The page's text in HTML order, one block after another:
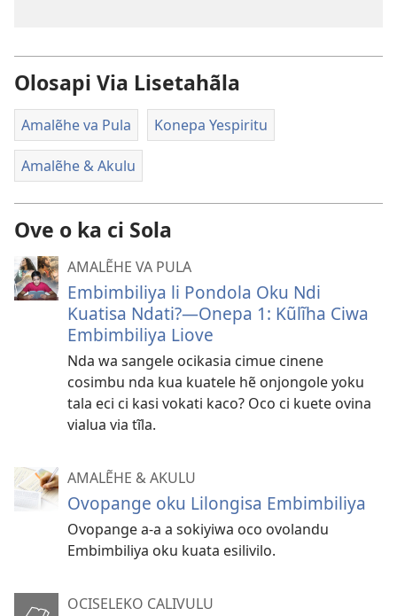
Olosapi Via Lisetahãla
Amalẽhe va Pula Konepa Yespiritu
Amalẽhe & Akulu
Ove o ka ci Sola
AMALẼHE VA PULA
Embimbiliya li Pondola Oku Ndi
Kuatisa Ndati?—Onepa 1: Kũlĩha Ciwa
Embimbiliya Liove
Nda wa sangele ocikasia cimue cinene
cosimbu nda kua kuatele hẽ onjongole yoku
tala eci ci kasi vokati kaco? Oco ci kuete ovina
vialua via tĩla.
AMALẼHE & AKULU
Ovopange oku Lilongisa Embimbiliya
Ovopange a-a a sokiyiwa oco ovolandu
Embimbiliya oku kuata esilivilo.
OCISELEKO CALIVULU